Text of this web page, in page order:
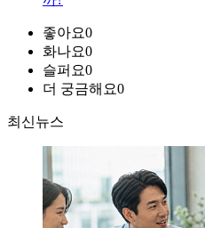
좋아요0
화나요0
슬퍼요0
더 궁금해요0
최신뉴스